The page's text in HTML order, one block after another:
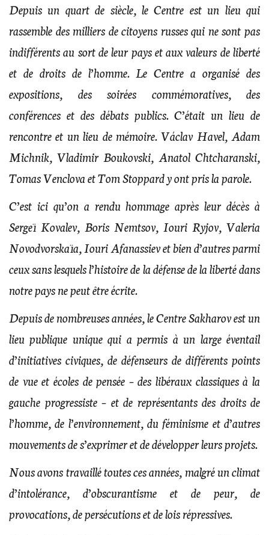
Depuis un quart de siècle, le Centre est un lieu qui
rassemble des milliers de citoyens russes qui ne sont pas
indifférents au sort de leur pays et aux valeurs de liberté
et de droits de l’homme. Le Centre a organisé des
expositions, des soirées commémoratives, des
conférences et des débats publics. C’était un lieu de
rencontre et un lieu de mémoire. Václav Havel, Adam
Michnik, Vladimir Boukovski, Anatol Chtcharanski,
Tomas Venclova et Tom Stoppard y ont pris la parole.
C’est ici qu’on a rendu hommage après leur décès à
Sergeï Kovalev, Boris Nemtsov, Iouri Ryjov, Valeria
Novodvorskaïa, Iouri Afanassiev et bien d’autres parmi
ceux sans lesquels l’histoire de la défense de la liberté dans
notre pays ne peut être écrite.
Depuis de nombreuses années, le Centre Sakharov est un
lieu publique unique qui a permis à un large éventail
d’initiatives civiques, de défenseurs de différents points
de vue et écoles de pensée – des libéraux classiques à la
gauche progressiste – et de représentants des droits de
l’homme, de l’environnement, du féminisme et d’autres
mouvements de s’exprimer et de développer leurs projets.
Nous avons travaillé toutes ces années, malgré un climat
d’intolérance, d’obscurantisme et de peur, de
provocations, de persécutions et de lois répressives.